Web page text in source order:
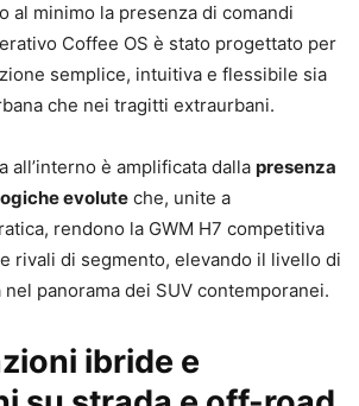
al minimo la presenza di comandi
Coffee OS è stato progettato per
semplice, intuitiva e flessibile sia
che nei tragitti extraurbani.
all’interno è amplificata dalla presenza
evolute che, unite a
rendono la GWM H7 competitiva
rivali di segmento, elevando il livello di
panorama dei SUV contemporanei.
ibride e